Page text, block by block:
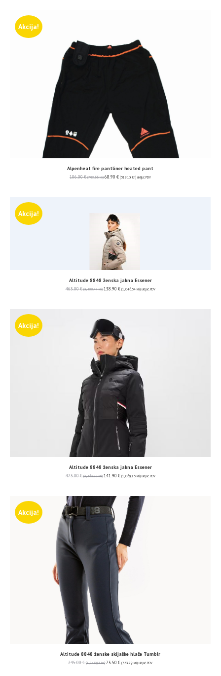
Akcija!
Alpenheat fire pantliner heated pant
106.00€ (798.66 kn) 68.90 € (519.13 kn) uključ. PDV
Akcija!
Altitude 8848 ženska jakna Essener
463.00€ (3,488.47 kn) 138.90 € (1,046.54 kn) uključ. PDV
Akcija!
Altitude 8848 ženska jakna Essener
473.00€ (3,563.82 kn) 141.90 € (1,069.15 kn) uključ. PDV
Akcija!
Altitude 8848 ženske skijaške hlače Tumblr
245.00€ (1,845.95 kn) 73.50 € (553.79 kn) uključ. PDV